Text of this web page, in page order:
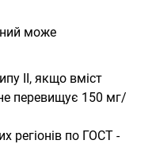
може
II, якщо вміст
перевищує 150 мг/
регіонів по ГОСТ -